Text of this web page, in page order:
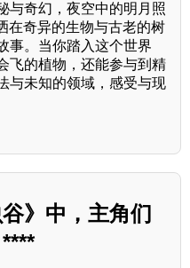
与奇幻，夜空中的明月照
在奇异的生物与古老的树
事。当你踏入这个世界
飞的植物，还能参与到精
与未知的领域，感受与现
》中，主角们